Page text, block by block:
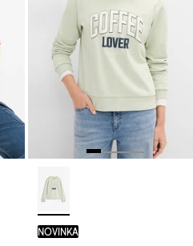
novinka